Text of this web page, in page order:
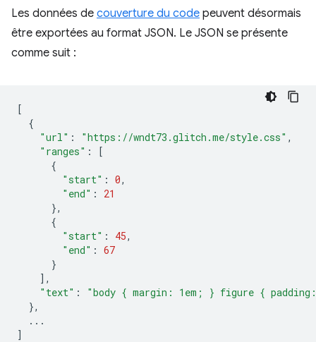
Les données de couverture du code peuvent désormais
être exportées au format JSON. Le JSON se présente
comme suit :
[
{
"url" : "https://wndt73.glitch.me/style.css" ,
"ranges" :
[
{
"start" : 0,
"end" :
21
},
{
"start" : 45,
"end" : 67
}
],
"text" :
"body { margin: 1em; } figure {
},
...
]